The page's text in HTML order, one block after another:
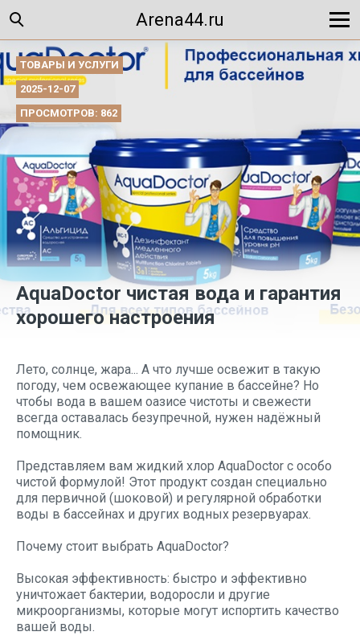
Arena44.ru
ТОВАРЫ И УСЛУГИ
2025-12-07
ПРОСМОТРОВ: 862
AquaDoctor чистая вода и гарантия
хорошего настроения
Лето, солнце, жара... А что лучше освежит в такую
погоду, чем освежающее купание в бассейне? Но
чтобы вода в вашем оазисе чистоты и свежести
всегда оставалась безупречной, нужен надёжный
помощник.
Представляем вам жидкий хлор AquaDoctor с особо
чистой формулой! Этот продукт создан специально
для первичной (шоковой) и регулярной обработки
воды в бассейнах и других водных резервуарах.
Почему стоит выбрать AquaDoctor?
Высокая эффективность: быстро и эффективно
уничтожает бактерии, водоросли и другие
микроорганизмы, которые могут испортить качество
вашей воды.